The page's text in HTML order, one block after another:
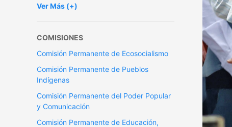
Ver Más (+)
COMISIONES
Comisión Permanente de Ecosocialismo
Comisión Permanente de Pueblos
Indígenas
Comisión Permanente del Poder Popular
y Comunicación
Comisión Permanente de Educación,